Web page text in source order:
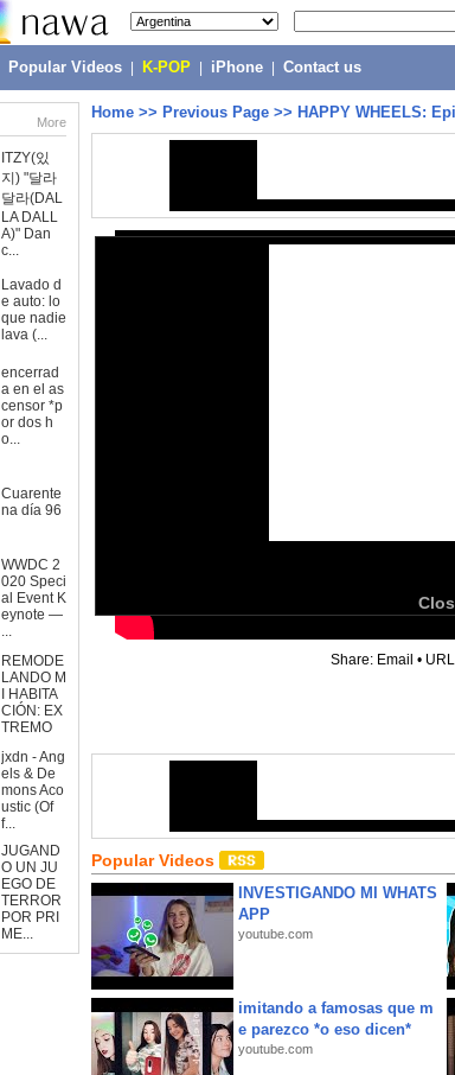
Popular Videos K-POP iPhone Contact us
More
ITZY(있
지) "달라
달라(DAL
LA DALL
A)" Dan
c...
Lavado d
e auto: lo
que nadie
lava (...
encerrad
a en el as
censor *p
or dos h
o...
Cuarente
na día 96
WWDC 2
020 Speci
al Event K
eynote —
...
REMODE
LANDO M
I HABITA
CIÓN: EX
TREMO
jxdn - Ang
els & De
mons Aco
ustic (Of
f...
JUGAND
O UN JU
EGO DE
TERROR
POR PRI
ME...
Home >> Previous Page >> HAPPY WHEELS:
Share: Email • URL
Popular Videos
INVESTIGANDO MI WHATS
APP
youtube.com
imitando a famosas que m
e parezco *o eso dicen*
youtube.com